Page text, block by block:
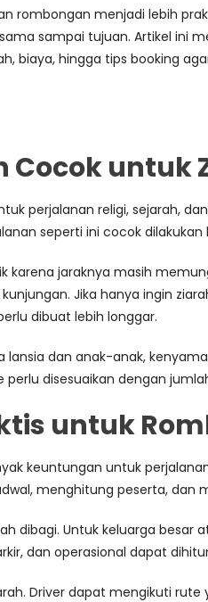
rombongan menjadi lebih
sampai tujuan. Artikel ini
biaya, hingga tips booking
Cocok
perjalanan religi, sejarah,
seperti ini cocok
karena jaraknya masih
Jika hanya ingin
dibuat lebih longgar.
dan anak-anak,
perlu disesuaikan dengan
untuk
keuntungan untuk
menghitung peserta, dan
dibagi. Untuk keluarga
dan operasional dapat
Driver dapat mengikuti